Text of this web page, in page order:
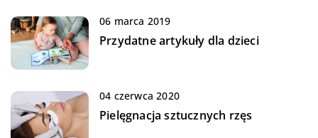
06 marca 2019
Przydatne artykuły dla dzieci
04 czerwca 2020
Pielęgnacja sztucznych rzęs